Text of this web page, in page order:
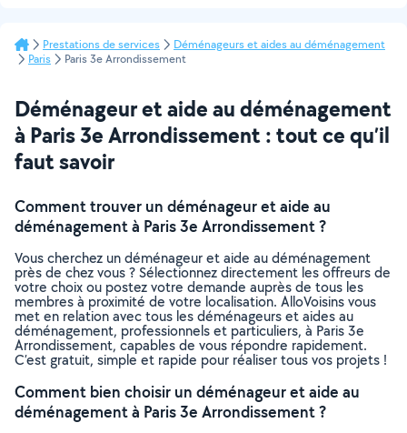
Prestations de services
Déménageurs et aides au déménagement
Paris
Paris 3e Arrondissement
Déménageur et aide au déménagement
à Paris 3e Arrondissement : tout ce qu’il
faut savoir
Comment trouver un déménageur et aide au
déménagement à Paris 3e Arrondissement ?
Vous cherchez un déménageur et aide au déménagement
près de chez vous ? Sélectionnez directement les offreurs de
votre choix ou postez votre demande auprès de tous les
membres à proximité de votre localisation. AlloVoisins vous
met en relation avec tous les déménageurs et aides au
déménagement, professionnels et particuliers, à Paris 3e
Arrondissement, capables de vous répondre rapidement.
C’est gratuit, simple et rapide pour réaliser tous vos projets !
Comment bien choisir un déménageur et aide au
déménagement à Paris 3e Arrondissement ?